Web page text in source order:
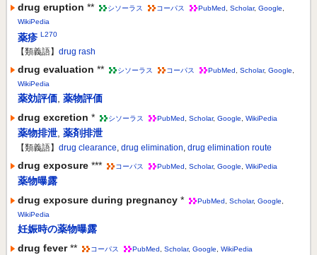
drug eruption ** シソーラス コーパス PubMed Scholar, Google
WikiPedia
薬疹 L270
【類義語】 drug rash
drug evaluation ** シソーラス コーパス PubMed , Scholar, Google,
WikiPedia
薬効評価, 薬物評価
drug excretion * シソーラス PubMed , Scholar, Google, WikiPedia
薬物排泄, 薬剤排泄
【類義語】 drug clearance, drug elimination, drug elimination route
drug exposure *** コーパス PubMed , Scholar, Google, WikiPedia
薬物曝露
drug exposure during pregnancy * PubMed , Scholar, Google,
WikiPedia
妊娠時の薬物曝露
drug fever ** コーパス PubMed , Scholar, Google, WikiPedia